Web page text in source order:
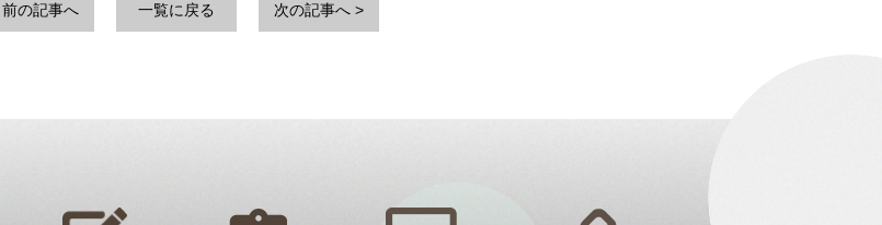
の記事へ 一覧に戻る 次の記事へ >